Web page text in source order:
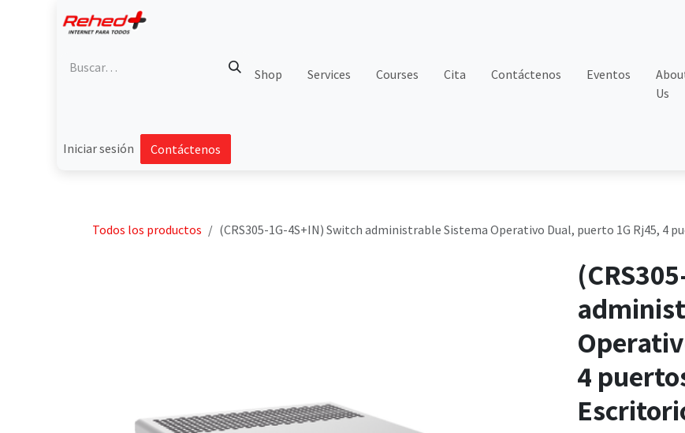
Shop Services Courses Cita Contáctenos Eventos
Us
Iniciar sesión Contáctenos
Todos los productos (CRS305-1G-4S+IN) Switch administrable Sistema Operativo Dual, puerto 1G Rj45, 4
4